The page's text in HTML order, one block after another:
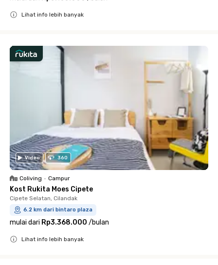
Lihat info lebih banyak
Video 360
Coliving • Campur
Kost Rukita Moes Cipete
Cipete Selatan, Cilandak
6.2 km dari bintaro plaza
mulai dari Rp3.368.000 /bulan
Lihat info lebih banyak